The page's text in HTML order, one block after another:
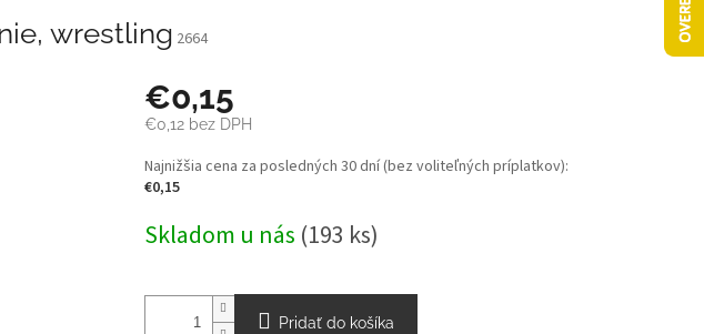
wrestling 2664
€0,15
€0,12 bez DPH
Jednotková
cena:
Najnižšia cena za posledných 30 dní (bez voliteľných príplatkov):
€0,15
Skladom u nás (193 ks)
Pridať do košíka